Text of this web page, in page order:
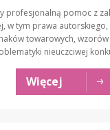
profesjonalną pomoc z
w tym prawa autorskiego,
towarowych,
nieuczciwej
Więcej